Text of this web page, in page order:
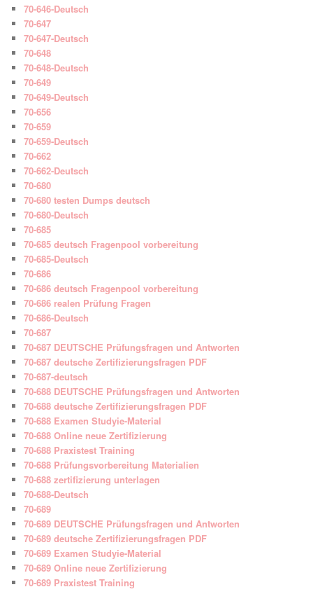
70-646-Deutsch
70-647
70-647-Deutsch
70-648
70-648-Deutsch
70-649
70-649-Deutsch
70-656
70-659
70-659-Deutsch
70-662
70-662-Deutsch
70-680
70-680 testen Dumps deutsch
70-680-Deutsch
70-685
70-685 deutsch Fragenpool vorbereitung
70-685-Deutsch
70-686
70-686 deutsch Fragenpool vorbereitung
70-686 realen Prüfung Fragen
70-686-Deutsch
70-687
70-687 DEUTSCHE Prüfungsfragen und Antworten
70-687 deutsche Zertifizierungsfragen PDF
70-687-deutsch
70-688 DEUTSCHE Prüfungsfragen und Antworten
70-688 deutsche Zertifizierungsfragen PDF
70-688 Examen Studyie-Material
70-688 Online neue Zertifizierung
70-688 Praxistest Training
70-688 Prüfungsvorbereitung Materialien
70-688 zertifizierung unterlagen
70-688-Deutsch
70-689
70-689 DEUTSCHE Prüfungsfragen und Antworten
70-689 deutsche Zertifizierungsfragen PDF
70-689 Examen Studyie-Material
70-689 Online neue Zertifizierung
70-689 Praxistest Training